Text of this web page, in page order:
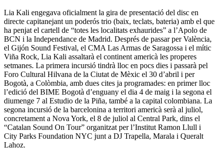
Lia Kali engegava oficialment la gira de presentació del disc en
directe capitanejant un poderós trio (baix, teclats, bateria) amb el que
ha penjat el cartell de “totes les localitats exhaurides” a l’Apolo de
BCN i la Independance de Madrid. Després de passar per València,
el Gijón Sound Festival, el CMA Las Armas de Saragossa i el mític
Viña Rock, Lia Kali assaltarà el continent americà les properes
setmanes. La primera incursió tindrà lloc en pocs dies i passarà pel
Foro Cultural Hilvana de la Ciutat de Mèxic el 30 d’abril i per
Bogotà, a Colòmbia, amb dues cites ja programades: en primer lloc
l’edició del BIME Bogotà d’enguany el dia 4 de maig i la segona el
diumenge 7 al Estudio de la Piña, també a la capital colombiana. La
segona incursió de la barcelonina a territori americà serà al juliol,
concretament a Nova York, el 8 de juliol al Central Park, dins el
“Catalan Sound On Tour” organitzat per l’Institut Ramon Llull i
City Parks Foundation NYC junt a DJ Trapella, Marala i Queralt
Lahoz.